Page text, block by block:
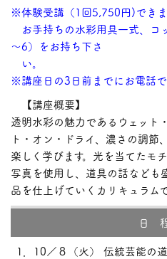
※体験受講（1回5,750円)できま
お手持ちの水彩用具一式、コ
～6）をお持ち下さ
い。
※講座日の3日前までにお電話で
【講座概要】
透明水彩の魅力であるウェット
ト・オン・ドライ、濃さの調節
楽しく学びます。光を当てたモ
写真を使用し、道具の話なども
品を仕上げていくカリキュラムで
日
1．10／８（火） 伝統芸能の